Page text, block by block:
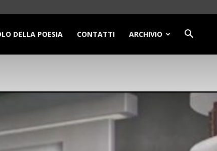
DELLA POESIA CONTATTI ARCHIVIO